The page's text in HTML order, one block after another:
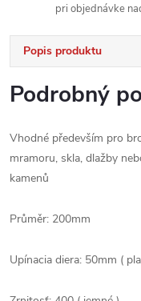
pri objednávke
Popis produktu
Podrobný
Vhodné především pro
mramoru, skla, dlažby
kamenů
Průměr: 200mm
Upínacia diera: 50mm (